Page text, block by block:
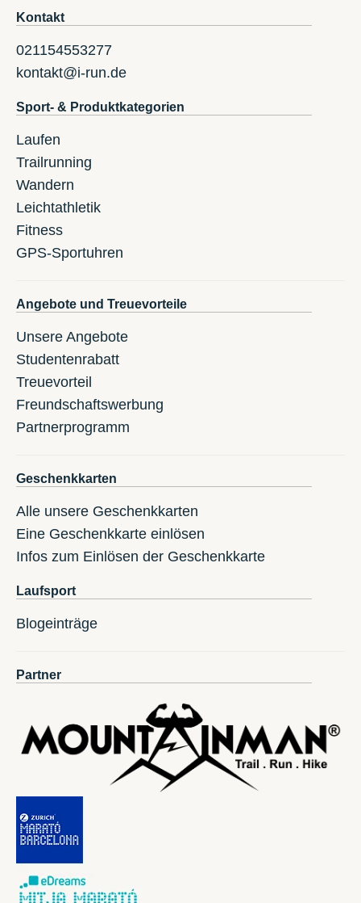
Kontakt
021154553277
kontakt@i-run.de
Sport- & Produktkategorien
Laufen
Trailrunning
Wandern
Leichtathletik
Fitness
GPS-Sportuhren
Angebote und Treuevorteile
Unsere Angebote
Studentenrabatt
Treuevorteil
Freundschaftswerbung
Partnerprogramm
Geschenkkarten
Alle unsere Geschenkkarten
Eine Geschenkkarte einlösen
Infos zum Einlösen der Geschenkkarte
Laufsport
Blogeinträge
Partner